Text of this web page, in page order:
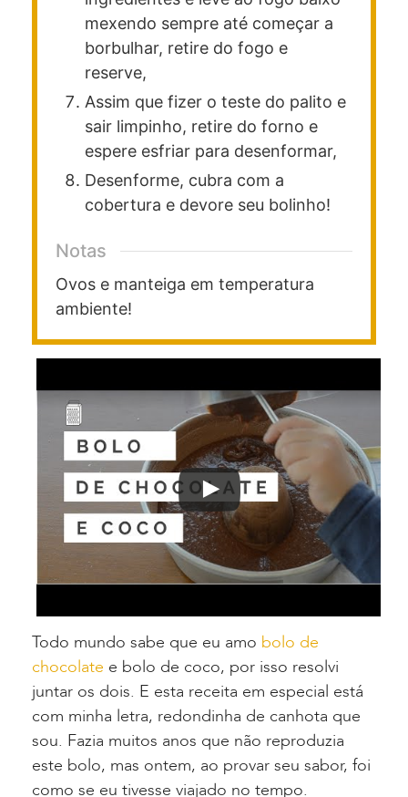
mexendo sempre até começar a
borbulhar, retire do fogo e
reserve,
Assim que fizer o teste do palito e
sair limpinho, retire do forno e
espere esfriar para desenformar,
Desenforme, cubra com a
cobertura e devore seu bolinho!
Notas
Ovos e manteiga em temperatura
ambiente!
Todo mundo sabe que eu amo bolo de
chocolate e bolo de coco, por isso resolvi
juntar os dois. E esta receita em especial está
com minha letra, redondinha de canhota que
sou. Fazia muitos anos que não reproduzia
este bolo, mas ontem, ao provar seu sabor, foi
como se eu tivesse viajado no tempo.